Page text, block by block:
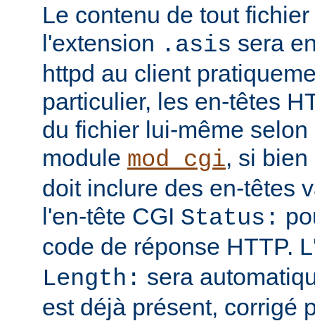
Le contenu de tout
l'extension .asis sera
httpd au client
particulier, les en-têtes
du fichier lui-même
module mod_cgi, si
doit inclure des en-têtes
l'en-tête CGI Status:
code de réponse HTTP.
Length: sera
est déjà présent, corrigé